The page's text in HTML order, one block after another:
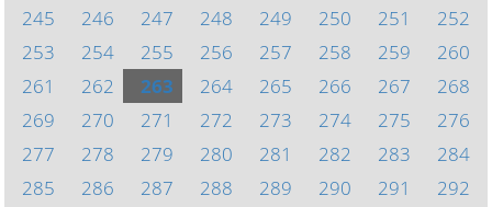
245
246 247 248 249 250 251
252
253
254 255 256 257 258 259
260
261
262 263 264 265 266 267
268
269
270 271 272 273 274 275
276
277
278 279 280 281 282 283
284
285
286 287 288 289 290 291
292